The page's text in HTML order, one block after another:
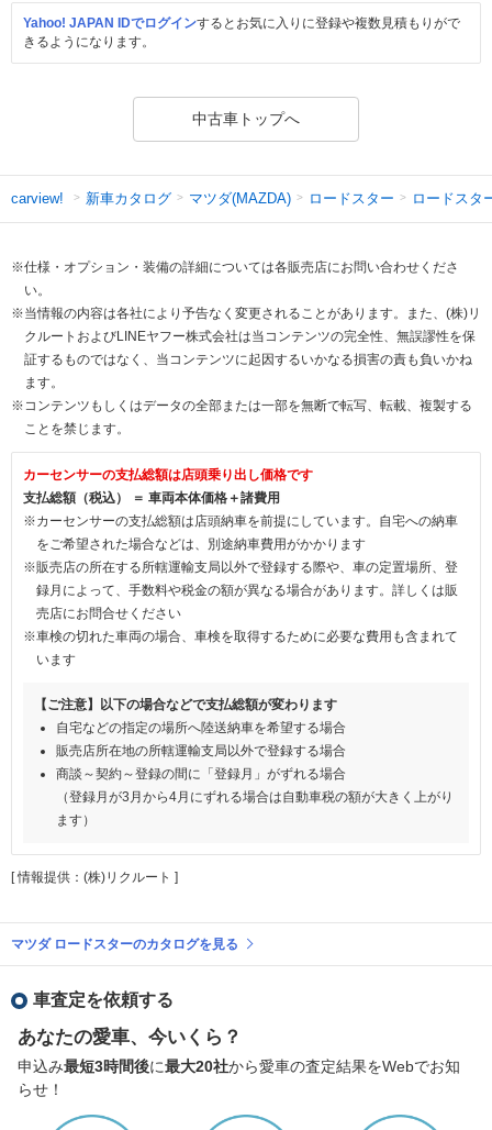
Yahoo! JAPAN IDでログインするとお気に入りに登録や複数見積もりがで
きるようになります。
中古車トップへ
carview! 新車カタログ マツダ(MAZDA) ロードスター ロードスタ
※仕様・オプション・装備の詳細については各販売店にお問い合わせくださ
い。
※当情報の内容は各社により予告なく変更されることがあります。また、(株)リ
クルートおよびLINEヤフー株式会社は当コンテンツの完全性、無誤謬性を保
証するものではなく、当コンテンツに起因するいかなる損害の責も負いかね
ます。
※コンテンツもしくはデータの全部または一部を無断で転写、転載、複製する
ことを禁じます。
カーセンサーの支払総額は店頭乗り出し価格です
支払総額（税込） ＝ 車両本体価格＋諸費用
※カーセンサーの支払総額は店頭納車を前提にしています。自宅への納車
をご希望された場合などは、別途納車費用がかかります
※販売店の所在する所轄運輸支局以外で登録する際や、車の定置場所、登
録月によって、手数料や税金の額が異なる場合があります。詳しくは販
売店にお問合せください
※車検の切れた車両の場合、車検を取得するために必要な費用も含まれて
います
【ご注意】以下の場合などで支払総額が変わります
自宅などの指定の場所へ陸送納車を希望する場合
販売店所在地の所轄運輸支局以外で登録する場合
商談～契約～登録の間に「登録月」がずれる場合
（登録月が3月から4月にずれる場合は自動車税の額が大きく上がり
ます）
[ 情報提供：(株)リクルート ]
マツダ ロードスターのカタログを見る
車査定を依頼する
あなたの愛車、今いくら？
申込み最短3時間後に最大20社から愛車の査定結果をWebでお知
らせ！